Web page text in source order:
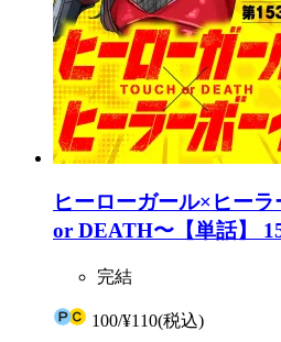
ヒーローガール×ヒー
or DEATH〜【単話】
完結
100/¥110(税込)